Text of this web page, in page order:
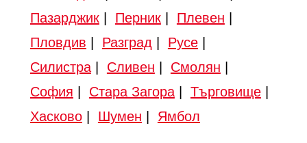
Пазарджик| Перник| Плевен
Пловдив
Разград Русе|
Силистра| Сливен Смолян
София
Стара Загора| Търговище|
Хасково| Шумен Ямбол